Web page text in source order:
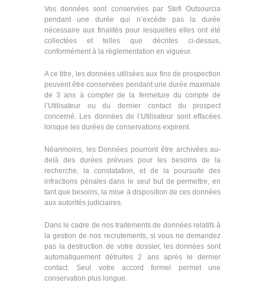
Vos données sont conservées par Stefi Outsourcia
pendant une durée qui n’excède pas la durée
nécessaire aux finalités pour lesquelles elles ont été
collectées et telles que décrites ci-dessus,
conformément à la règlementation en vigueur.
A ce titre, les données utilisées aux fins de prospection
peuvent être conservées pendant une durée maximale
de 3 ans à compter de la fermeture du compte de
l’Utilisateur ou du dernier contact du prospect
concerné. Les données de l’Utilisateur sont effacées
lorsque les durées de conservations expirent.
Néanmoins, les Données pourront être archivées au-
delà des durées prévues pour les besoins de la
recherche, la constatation, et de la poursuite des
infractions pénales dans le seul but de permettre, en
tant que besoins, la mise à disposition de ces données
aux autorités judiciaires.
Dans le cadre de nos traitements de données relatifs à
la gestion de nos recrutements, si vous ne demandez
pas la destruction de votre dossier, les données sont
automatiquement détruites 2 ans après le dernier
contact. Seul votre accord formel permet une
conservation plus longue.